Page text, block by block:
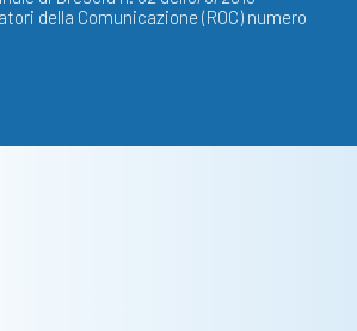
della Comunicazione (ROC) numero